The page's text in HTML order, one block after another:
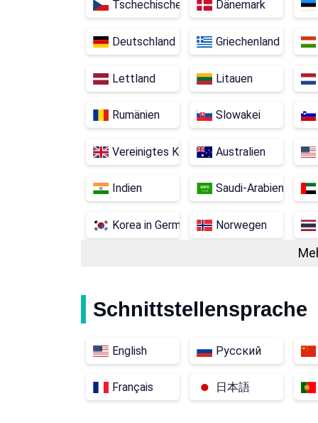
Tschechische RepublikDänemark
Deutschland Griechenland
Lettland Litauen
Rumänien Slowakei
Vereinigtes KönigreichAustralien
Indien Saudi-Arabien
Korea in German is "Korea."
Norwegen
Malaysia
Schnittstellensprache
English Русский
Français 日本語